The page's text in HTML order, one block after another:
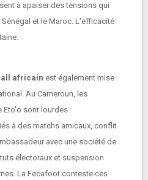
à apaiser des tensions qui
et le Maroc. L'efficacité
africain est également mise
Au Cameroun, les
Eto'o sont lourdes :
à des matchs amicaux, conflit
avec une société de
électoraux et suspension
La Fecafoot conteste ces